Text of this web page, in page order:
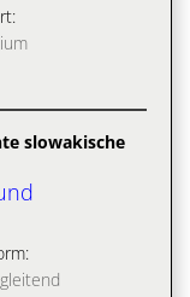
slowakische